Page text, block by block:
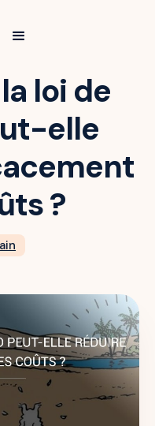
loi de
elle
?